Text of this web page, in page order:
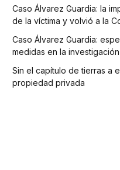
Caso Álvarez Guardia: la
de la víctima y volvió a la
Caso Álvarez Guardia:
medidas en la investigación
Sin el capítulo de tierras a
propiedad privada